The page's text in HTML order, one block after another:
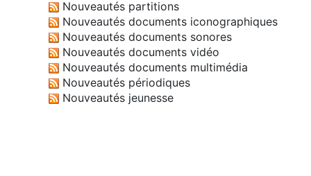
Nouveautés partitions
Nouveautés documents iconographiques
Nouveautés documents sonores
Nouveautés documents vidéo
Nouveautés documents multimédia
Nouveautés périodiques
Nouveautés jeunesse